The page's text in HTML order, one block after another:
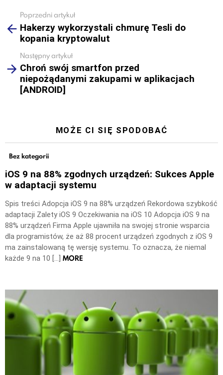
more
Poprzedni artykuł
Hakerzy wykorzystali chmurę Tesli do
kopania kryptowalut
Następny artykuł
Chroń swój smartfon przed
niepożądanymi zakupami w aplikacjach
[ANDROID]
MOŻE CI SIĘ SPODOBAĆ
Bez kategorii
iOS 9 na 88% zgodnych urządzeń: Sukces Apple
w adaptacji systemu
Spis treści Adopcja iOS 9 na 88% urządzeń Rekordowa szybkość
adaptacji Zalety iOS 9 Oczekiwania na iOS 10 Adopcja iOS 9 na
88% urządzeń Firma Apple ujawniła na swojej stronie wsparcia
dla programistów, że aż 88 procent urządzeń zgodnych z iOS 9
ma zainstalowaną tę wersję systemu. To oznacza, że niemal
każde 9 na 10 […] MORE